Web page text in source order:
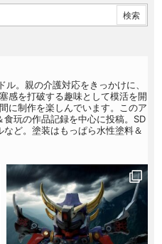
。親の介護対応をきっかけに、
感を打破する趣味として模活を開
に制作を楽しんでいます。このア
食玩の作品記録を中心に投稿。SD
ど。塗装はもっぱら水性塗料＆